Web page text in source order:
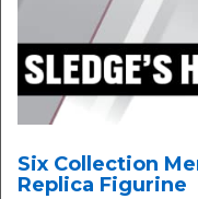
Six Collection
Replica Figurine